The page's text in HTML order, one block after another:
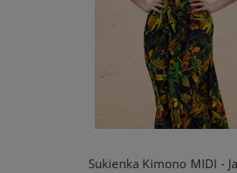
Sukienka Kimono MIDI -